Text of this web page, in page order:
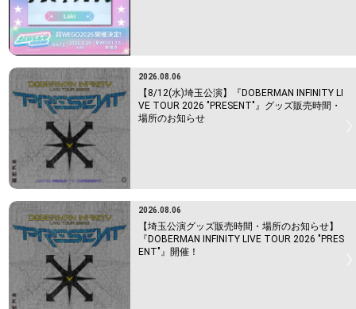
2026.08.06
【8/12(水)埼玉公演】『DOBERMAN INFINITY LI
VE TOUR 2026 "PRESENT"』グッズ販売時間・
場所のお知らせ
2026.08.06
【埼玉公演グッズ販売時間・場所のお知らせ】
『DOBERMAN INFINITY LIVE TOUR 2026 "PRES
ENT"』開催！